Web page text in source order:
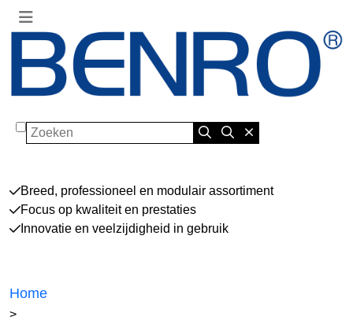
Zoeken
Breed, professioneel en modulair assortiment
Focus op kwaliteit en prestaties
Innovatie en veelzijdigheid in gebruik
Home
>